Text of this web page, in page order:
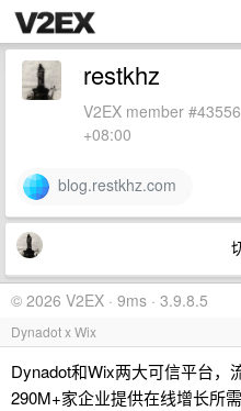
restkhz
V2EX member
+08:00
blog.restkhz.com
© 2026 V2EX · 9ms · 3.9.8.5
Dynadot x Wix
Dynadot和Wix两大可信平台，
290M+家企业提供在线增长所